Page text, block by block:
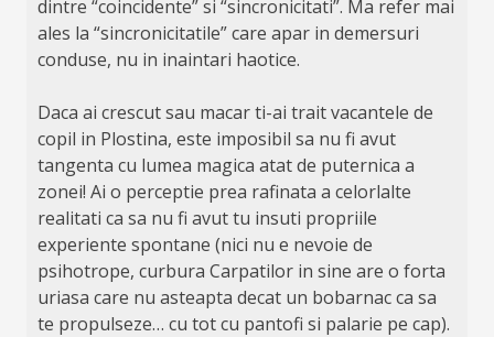
dintre “coincidente” si “sincronicitati”. Ma refer mai
ales la “sincronicitatile” care apar in demersuri
conduse, nu in inaintari haotice.
Daca ai crescut sau macar ti-ai trait vacantele de
copil in Plostina, este imposibil sa nu fi avut
tangenta cu lumea magica atat de puternica a
zonei! Ai o perceptie prea rafinata a celorlalte
realitati ca sa nu fi avut tu insuti propriile
experiente spontane (nici nu e nevoie de
psihotrope, curbura Carpatilor in sine are o forta
uriasa care nu asteapta decat un bobarnac ca sa
te propulseze… cu tot cu pantofi si palarie pe cap).